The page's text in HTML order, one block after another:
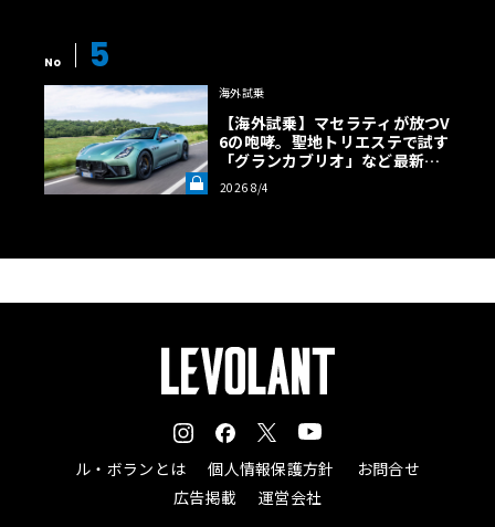
No 5
海外試乗
【海外試乗】マセラティが放つV
6の咆哮。聖地トリエステで試す
「グランカブリオ」など最新ト
ロフェオ3台の官能評価《LE VO
LANT LAB》
2026 8/4
ル・ボランとは 個人情報保護方針
お問合せ
広告掲載
運営会社